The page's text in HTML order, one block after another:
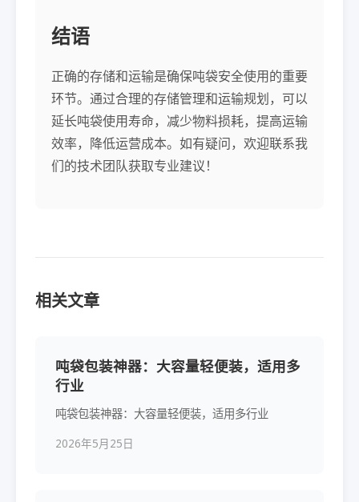
结语
正确的存储和运输是确保吨袋安全使用的重要
环节。通过合理的存储管理和运输规划，可以
延长吨袋使用寿命，减少物料损耗，提高运输
效率，降低运营成本。如有疑问，欢迎联系我
们的技术团队获取专业建议！
相关文章
吨袋包装神器：大容量轻便装，适用多
行业
吨袋包装神器：大容量轻便装，适用多行业
2026年5月25日